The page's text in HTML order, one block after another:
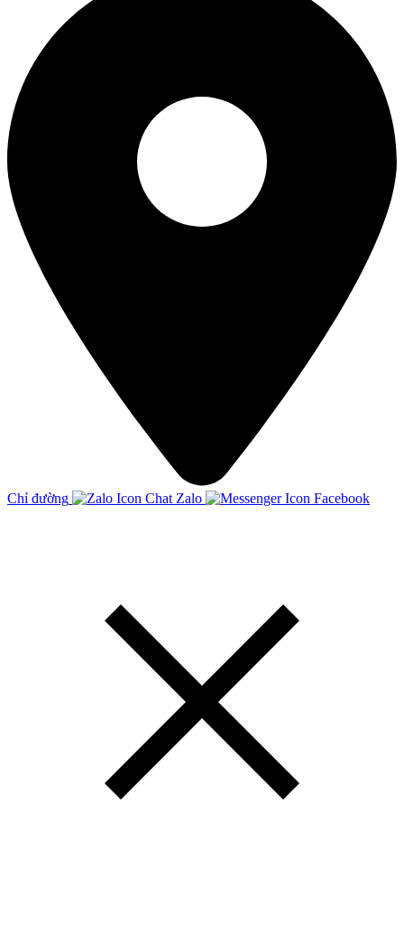
Chỉ đường Chat Zalo Facebook